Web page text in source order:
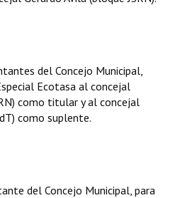
del Concejo Municipal,
Ecotasa al concejal
como titular y al concejal
como suplente.
del Concejo Municipal, para